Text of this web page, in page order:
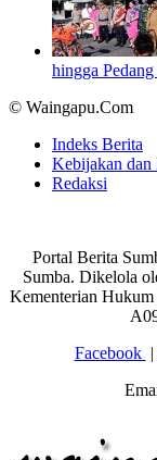
hingga
© Waingapu.Com
Indeks Berita
Kebijakan dan
Redaksi
Portal Berita
Sumba. Dikelola
Kementerian
Facebook |